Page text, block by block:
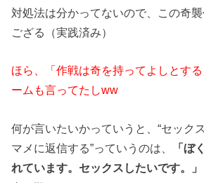
対処法は分かってないので、この奇
ござる（実践済み）
ほら、「作戦は奇を持ってよしとす
ームも言ってたしww
何が言いたいかっていうと、“セック
マメに返信する”っていうのは、
「ぼ
れています。セックスしたいです。」